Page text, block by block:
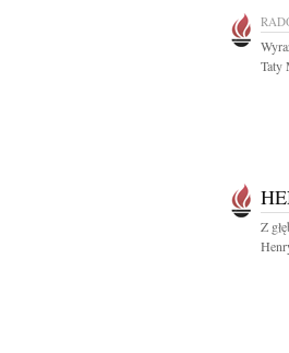
Taty
Z